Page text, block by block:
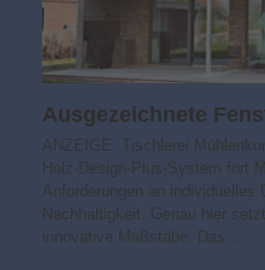
Ausgezeichnete
ANZEIGE Tischlerei
Holz-Design-Plus-System fort
Anforderungen an individuelles
Nachhaltigkeit. Genau hier
innovative Maßstäbe. Das…